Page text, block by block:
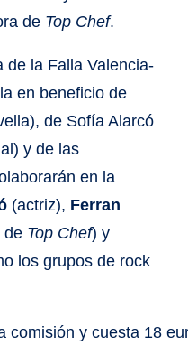
de Top Chef.
de la Falla Valencia-
en beneficio de
de Sofía Alarcó
y de las
en la
(actriz), Ferran
de Top Chef) y
los grupos de rock
comisión y cuesta 18